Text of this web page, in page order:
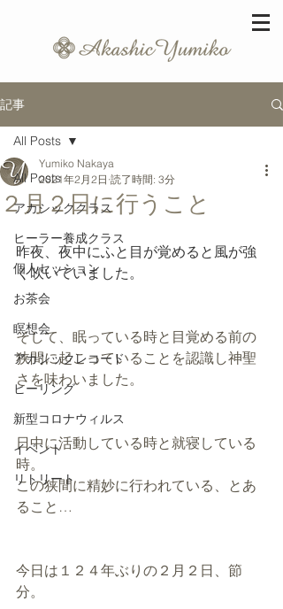
記事
All Posts
アカシッククラス
ヒーラー養成クラス
個人セッション
お茶会
瞑想会
アカシックレコード
ヒーリング
新型コロナウィルス
イベント
リトリート
All Posts
２月２日に行うこと
Yumiko Nakaya
2021年2月2日 読了時間: 3分
昨夜、夜中にふと目が覚めると風が強
く吹いていました。
そして、眠っている時と目覚める前の
狭間に起こっていることを認識し神聖
さを味わいました。
日中に活動している時と就寝している
時。
この狭間に精妙に行われている、とあ
ること…
今日は１２４年ぶりの２月２日、節
分。